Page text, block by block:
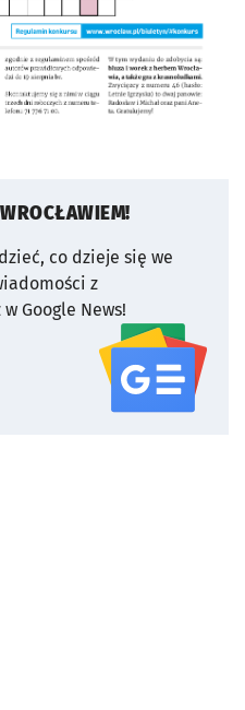
co dzieje się we
z
Google News!
serwisu